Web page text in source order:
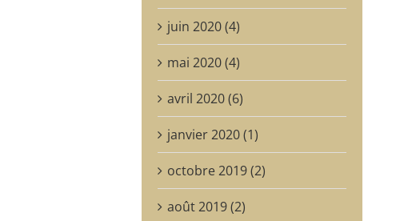
juin 2020 (4)
mai 2020 (4)
avril 2020 (6)
janvier 2020 (1)
octobre 2019 (2)
août 2019 (2)